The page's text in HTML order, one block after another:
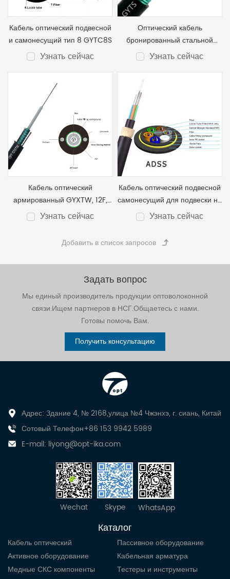
Кабель оптический подвесной
и самонесущий тип 8 GYTC8S
Узнать сейчас
Оптический кабель
бронированный стальной
гофрированной лентой в
канализацию и подвесного
Узнать сейчас
Кабель оптический
армированный GYXTW, 12F,
полиэтиленовая оболочка
Узнать сейчас
Кабель оптический подвесной
самонесущий для подвески на
опорах линий связи, между
зданиями и сооружениями
Узнать сейчас
Задать вопрос
Мы единый производитель продукции оптоволоконной
связи.Ищем партнеров в НСГ.Общаетесь с нами.
Готовы помочь Вам.
Получить консультацию
Адрес: Здание 4, № 2168,улица №4 Чжэнхэ, г. сиань, Китай
Сотовый Телефон+86 153 9942 5989
E-mail: liyong@opt-ika.com
Wechat Skype WhatsApp
Каталог
Кабель оптический
Пассивное оборудование
Активное оборудование
Кабельная арматура
Медные СКС компоненты
Тестеры и инструменты